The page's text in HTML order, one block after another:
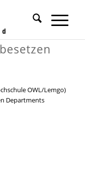
OWL/Lemgo)
Departments